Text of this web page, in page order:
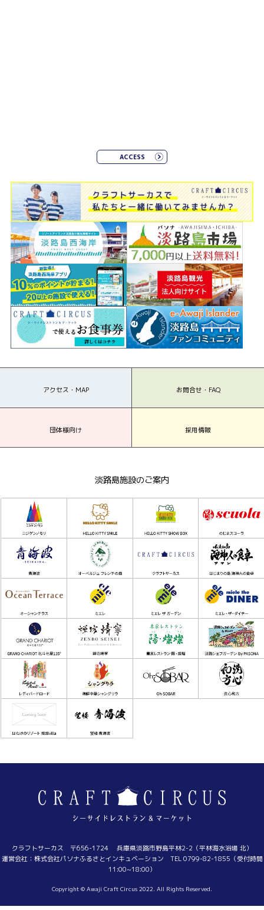
ACCESS
アクセス・MAP お問合せ・FAQ
団体様向け 採用情報
淡路島施設のご案内
クラフトサーカス 〒656-1724 兵庫県淡路市野島平林2-2（平林海水浴場 北）
運営会社：株式会社パソナふるさとインキュベーション TEL 0799-82-1855（受付時間
11:00~18:00）
Copyright © Awaji Craft Circus 2022. All Rights Reserved.